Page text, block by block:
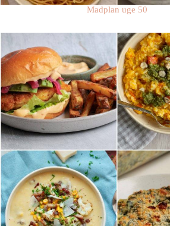
Madplan uge 50